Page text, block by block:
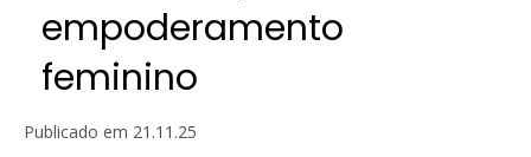
empoderamento
feminino
Publicado em 21.11.25